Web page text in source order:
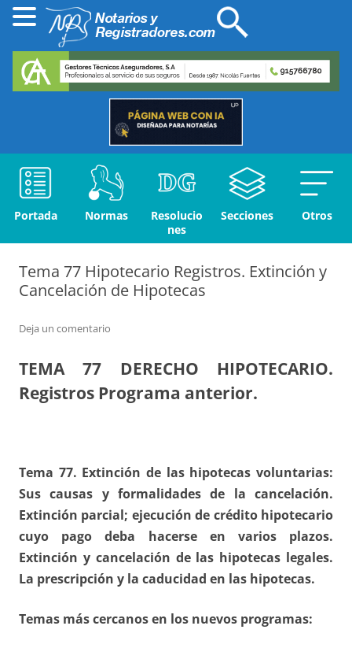
Portada Normas
Resolucio
nes
Secciones Otros
Tema 77 Hipotecario Registros. Extinción y
Cancelación de Hipotecas
Deja un comentario
TEMA 77 DERECHO HIPOTECARIO.
Registros Programa anterior.
Tema 77. Extinción de las hipotecas voluntarias:
Sus causas y formalidades de la cancelación.
Extinción parcial; ejecución de crédito hipotecario
cuyo pago deba hacerse en varios plazos.
Extinción y cancelación de las hipotecas legales.
La prescripción y la caducidad en las hipotecas.
Temas más cercanos en los nuevos programas: